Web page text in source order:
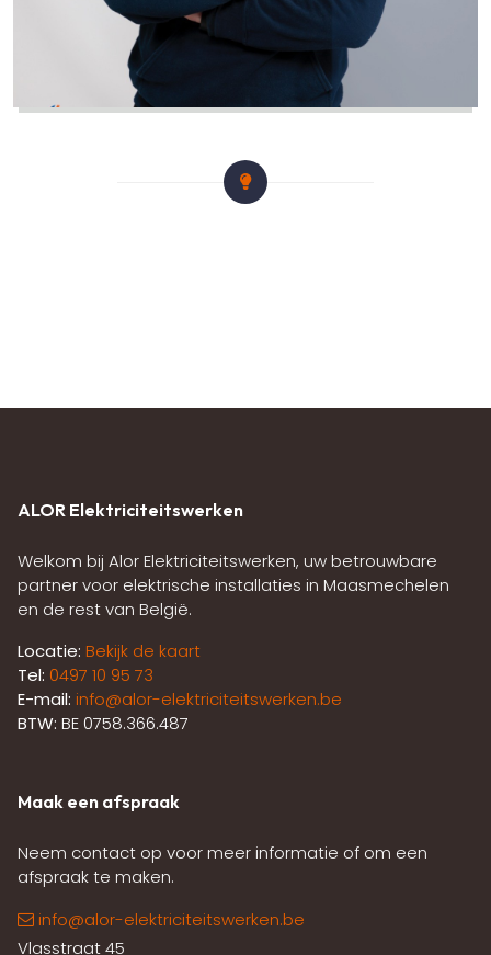
ALOR Elektriciteitswerken
Welkom bij Alor Elektriciteitswerken, uw betrouwbare
partner voor elektrische installaties in Maasmechelen
en de rest van België.
Locatie: Bekijk de kaart
Tel: 0497 10 95 73
E-mail: info@alor-elektriciteitswerken.be
BTW: BE 0758.366.487
Maak een afspraak
Neem contact op voor meer informatie of om een
afspraak te maken.
info@alor-elektriciteitswerken.be
Vlasstraat 45